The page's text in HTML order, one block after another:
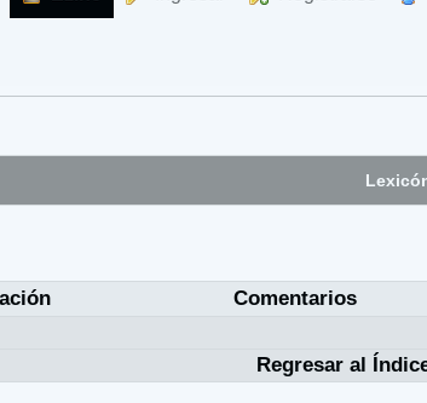
Comentarios
Regresar al